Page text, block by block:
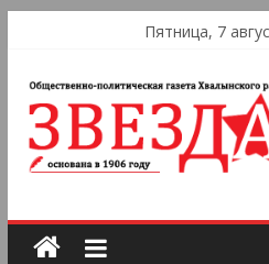
Пятница, 7